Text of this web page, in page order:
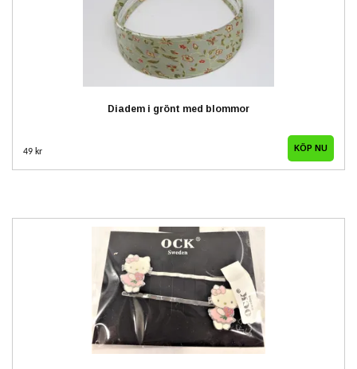
Diadem i grönt med blommor
49 kr